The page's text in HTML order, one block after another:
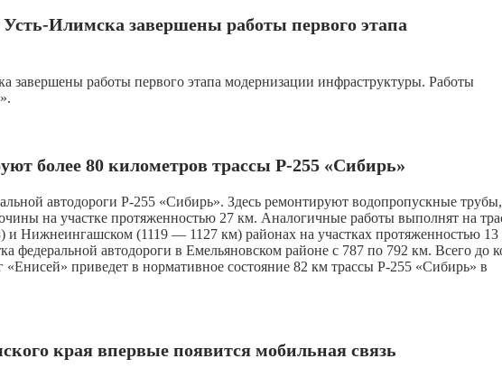
Илимска завершены работы первого этапа
завершены работы первого этапа модернизации инфраструктуры. Работы
более 80 километров трассы Р-255 «Сибирь»
автодороги Р-255 «Сибирь». Здесь ремонтируют водопропускные трубы,
на участке протяженностью 27 км. Аналогичные работы выполнят на
Нижнеингашском (1119 — 1127 км) районах на участках протяженностью 13
федеральной автодороги в Емельяновском районе с 787 по 792 км. Всего до
«Енисей» приведет в нормативное состояние 82 км трассы Р-255 «Сибирь» в
края впервые появится мобильная связь